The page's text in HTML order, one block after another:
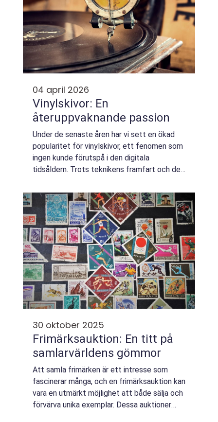
04 april 2026
Vinylskivor: En
återuppvaknande passion
Under de senaste åren har vi sett en ökad
popularitet för vinylskivor, ett fenomen som
ingen kunde förutspå i den digitala
tidsåldern. Trots teknikens framfart och den
30 oktober 2025
Frimärksauktion: En titt på
samlarvärldens gömmor
Att samla frimärken är ett intresse som
fascinerar många, och en frimärksauktion kan
vara en utmärkt möjlighet att både sälja och
förvärva unika exemplar. Dessa auktioner